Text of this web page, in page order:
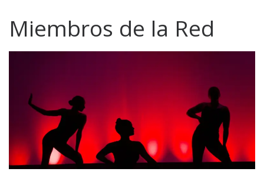
Miembros de la Red